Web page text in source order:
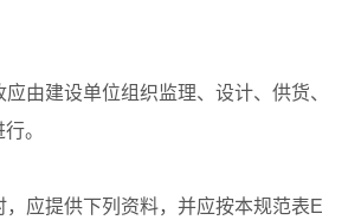
应由建设单位组织监理、设计、供货、
。
，应提供下列资料，并应按本规范表E